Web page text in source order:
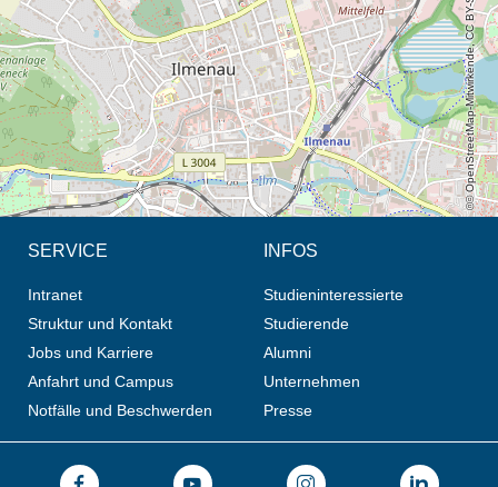
© OpenStreetMap-Mitwirkende, CC BY-SA
SERVICE
Intranet
Struktur und Kontakt
Jobs und Karriere
Anfahrt und Campus
Notfälle und Beschwerden
INFOS
Studieninteressierte
Studierende
Alumni
Unternehmen
Presse